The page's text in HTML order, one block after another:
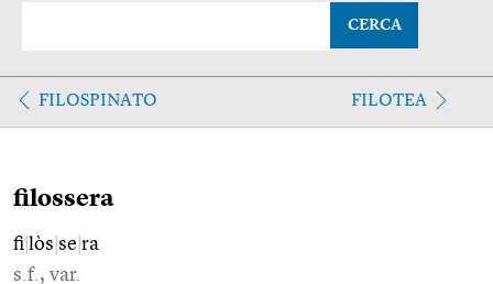
CERCA
FILOSPINATO FILOTEA
filossera
fi lòs se ra
s.f., var.